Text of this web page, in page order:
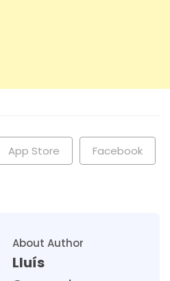
App Store Facebook
About Author
Lluís